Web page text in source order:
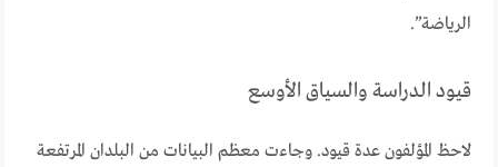
الرياضة”.
قيود الدراسة والسياق الأوسع
لاحظ المؤلفون عدة قيود. وجاءت معظم البيانات من البلدان المرتفعة